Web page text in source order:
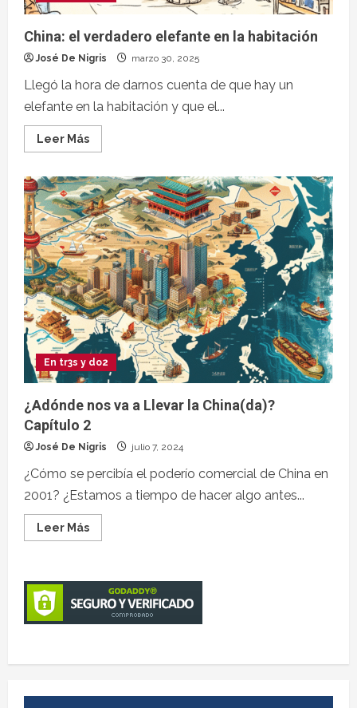
China: el verdadero elefante en la habitación
José De Nigris marzo 30, 2025
Llegó la hora de darnos cuenta de que hay un
elefante en la habitación y que el...
Leer Más
En tr3s y do2
¿Adónde nos va a Llevar la China(da)?
Capítulo 2
José De Nigris julio 7, 2024
¿Cómo se percibía el poderío comercial de China en
2001? ¿Estamos a tiempo de hacer algo antes...
Leer Más